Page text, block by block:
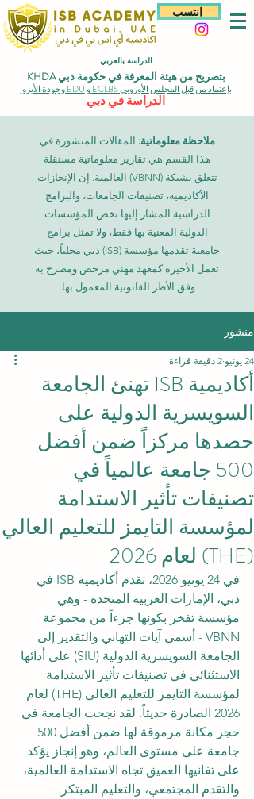
إنتسب
الدراسة بالعربي
بتصريح من هيئة المعرفة في حكومة دبي KHDA
بإعتماد من قبل المجلس الأوروبي ECLBS و EDU وجودة الأيزو
الدراسة في دبي
ملاحظة معلوماتية: المقالات المنشورة في
هذا القسم هي تقارير معلوماتية مستقلة
تتعلق بشبكة (VBNN) العالمية. إن الإنجازات
الأكاديمية، تصنيفات الجامعات، والبرامج
الدراسية المشار إليها تخص المؤسسات
الدولية المعنية بها فقط، ولا تمثل برامج
جامعية تقدمها مؤسسة (ISB) دبي محلياً، حيث
تعمل الأخيرة كمعهد مهني مرخص ومصرح به
وفق الأطر القانونية المعمول بها.
منشور
أكاديمية ISB تهنئ الجامعة
السويسرية الدولية على
حصدها مركزاً ضمن أفضل
500 جامعة عالمياً في
تصنيفات تأثير الاستدامة
لمؤسسة التايمز للتعليم العالي
(THE) لعام 2026
24 يونيو 2 دقيقة قراءة
في 24 يونيو 2026، تقدم أكاديمية ISB في
دبي، الإمارات العربية المتحدة - وهي
مؤسسة تفخر بكونها جزءاً من مجموعة
VBNN - أسمى آيات التهاني والتقدير إلى
الجامعة السويسرية الدولية (SIU) على أدائها
الاستثنائي في تصنيفات تأثير الاستدامة
لمؤسسة التايمز للتعليم العالي (THE) لعام
2026 الصادرة حديثاً. لقد نجحت الجامعة في
جامعة على مستوى العالم، وهو إنجاز يؤكد
على تفانيها العميق تجاه الاستدامة العالمية،
والتقدم المجتمعي، والتعليم المبتكر.